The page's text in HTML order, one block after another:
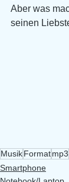
Aber was
seinen
MusikFormatmp3
Smartphone